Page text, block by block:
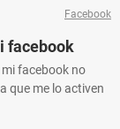
Facebook
facebook
facebook no
que me lo activen